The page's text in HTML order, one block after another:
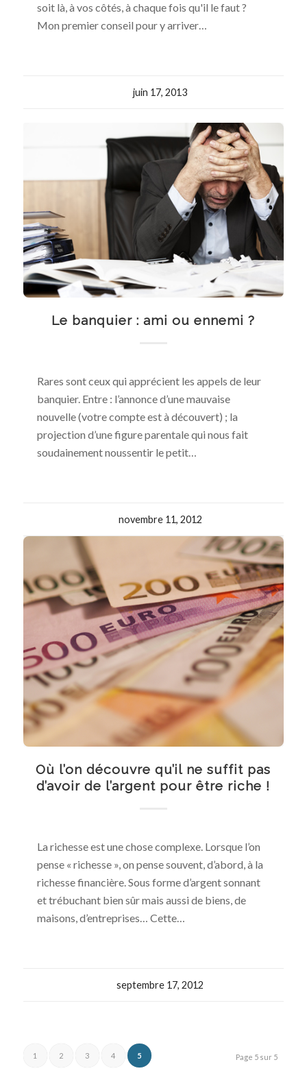
soit là, à vos côtés, à chaque fois qu'il le faut ?
Mon premier conseil pour y arriver…
juin 17, 2013
Le banquier : ami ou ennemi ?
Rares sont ceux qui apprécient les appels de leur
banquier. Entre : l’annonce d’une mauvaise
nouvelle (votre compte est à découvert) ; la
projection d’une figure parentale qui nous fait
soudainement noussentir le petit…
novembre 11, 2012
Où l’on découvre qu’il ne suffit pas
d’avoir de l’argent pour être riche !
La richesse est une chose complexe. Lorsque l’on
pense « richesse », on pense souvent, d’abord, à la
richesse financière. Sous forme d’argent sonnant
et trébuchant bien sûr mais aussi de biens, de
maisons, d’entreprises… Cette…
septembre 17, 2012
Page 5 sur 5
1 2 3 4 5